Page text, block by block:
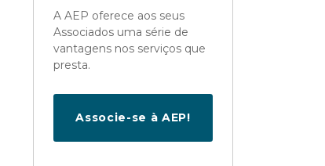
A AEP oferece aos seus
Associados uma série de
vantagens nos serviços que
presta.
Associe-se à AEP!